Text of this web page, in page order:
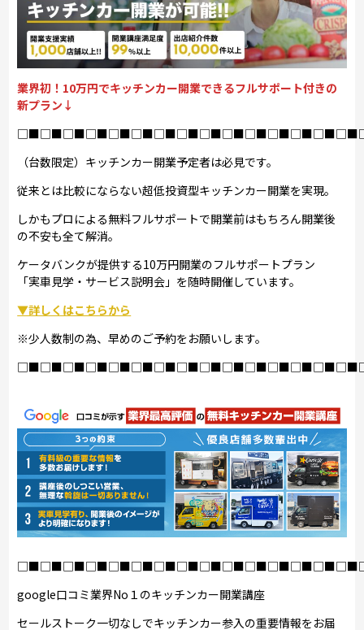
業界初！10万円でキッチンカー開業できるフルサポート付きの
新プラン↓
（台数限定）キッチンカー開業予定者は必見です。
従来とは比較にならない超低投資型キッチンカー開業を実現。
しかもプロによる無料フルサポートで開業前はもちろん開業後
の不安も全て解消。
ケータバンクが提供する10万円開業のフルサポートプラン
「実車見学・サービス説明会」を随時開催しています。
▼詳しくはこちらから
※少人数制の為、早めのご予約をお願いします。
google口コミ業界No１のキッチンカー開業講座
セールストーク一切なしでキッチンカー参入の重要情報をお届